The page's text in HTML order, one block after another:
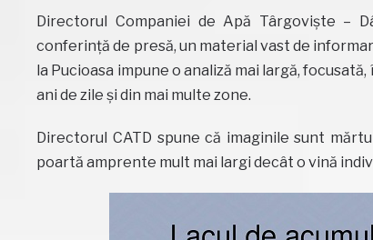
Directorul Companiei de Apă Târgoviște –
conferință de presă, un material vast de
la Pucioasa impune o analiză mai largă,
ani de zile și din mai multe zone.
Directorul CATD spune că imaginile sunt
poartă amprente mult mai largi decât o vină